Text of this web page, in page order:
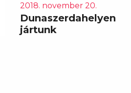
2018. november 20.
Dunaszerdahelyen
jártunk